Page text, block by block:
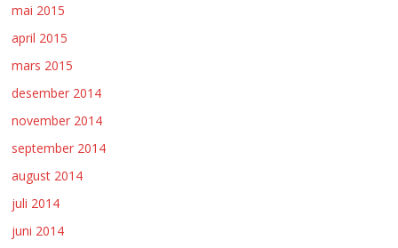
mai 2015
april 2015
mars 2015
desember 2014
november 2014
september 2014
august 2014
juli 2014
juni 2014